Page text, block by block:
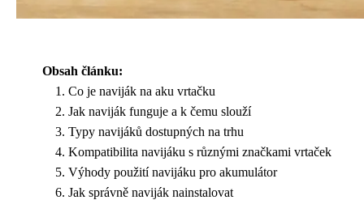
Obsah článku:
Co je naviják na aku vrtačku
Jak naviják funguje a k čemu slouží
Typy navijáků dostupných na trhu
Kompatibilita navijáku s různými značkami vrtaček
Výhody použití navijáku pro akumulátor
Jak správně naviják nainstalovat